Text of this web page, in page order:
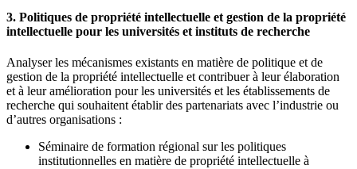
3. Politiques de propriété intellectuelle et gestion de la propriété
intellectuelle pour les universités et instituts de recherche
Analyser les mécanismes existants en matière de politique et de
gestion de la propriété intellectuelle et contribuer à leur élaboration
et à leur amélioration pour les universités et les établissements de
recherche qui souhaitent établir des partenariats avec l’industrie ou
d’autres organisations :
Séminaire de formation régional sur les politiques
institutionnelles en matière de propriété intellectuelle à